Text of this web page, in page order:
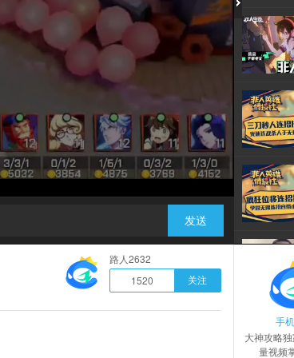
发送
路人2632
1520
关注
手
大神攻略
量视频